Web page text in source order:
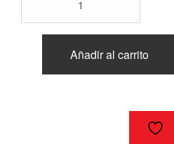
era:
$69.990.$59.990.
CHANGAN
CX70
Añadir al carrito